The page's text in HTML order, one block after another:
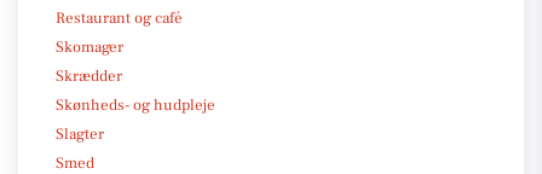
Restaurant og café
Skomager
Skrædder
Skønheds- og hudpleje
Slagter
Smed